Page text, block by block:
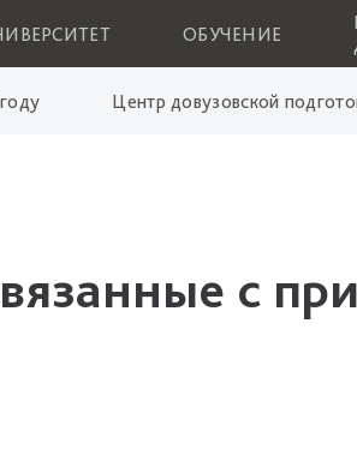
ОБУЧЕНИЕ
Центр довузовской
с